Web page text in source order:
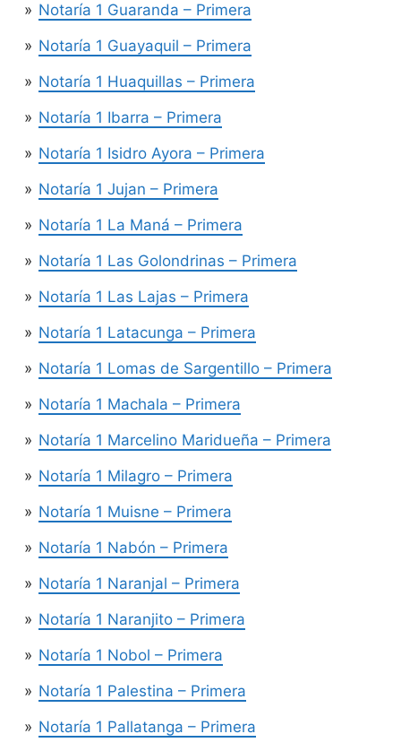
Notaría 1 Guaranda – Primera
Notaría 1 Guayaquil – Primera
Notaría 1 Huaquillas – Primera
Notaría 1 Ibarra – Primera
Notaría 1 Isidro Ayora – Primera
Notaría 1 Jujan – Primera
Notaría 1 La Maná – Primera
Notaría 1 Las Golondrinas – Primera
Notaría 1 Las Lajas – Primera
Notaría 1 Latacunga – Primera
Notaría 1 Lomas de Sargentillo – Primera
Notaría 1 Machala – Primera
Notaría 1 Marcelino Maridueña – Primera
Notaría 1 Milagro – Primera
Notaría 1 Muisne – Primera
Notaría 1 Nabón – Primera
Notaría 1 Naranjal – Primera
Notaría 1 Naranjito – Primera
Notaría 1 Nobol – Primera
Notaría 1 Palestina – Primera
Notaría 1 Pallatanga – Primera